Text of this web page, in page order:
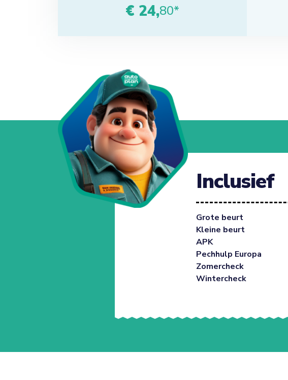
€ 24,80*
Inclusief
Grote beurt
Kleine beurt
APK
Pechhulp Europa
Zomercheck
Wintercheck